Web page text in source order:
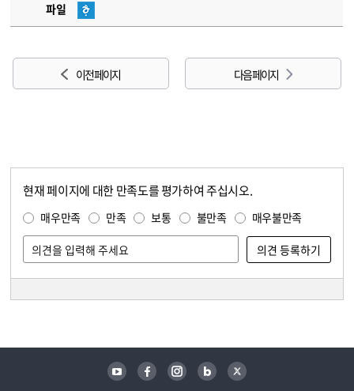
파일
이전 페이지 다음 페이지
현재 페이지에 대한 만족도를 평가하여 주십시오.
매우만족 만족 보통 불만족 매우불만족
유튜브 페이스북 인스타그램 블로그 트위터